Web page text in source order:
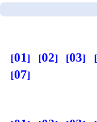
01 02 03
07